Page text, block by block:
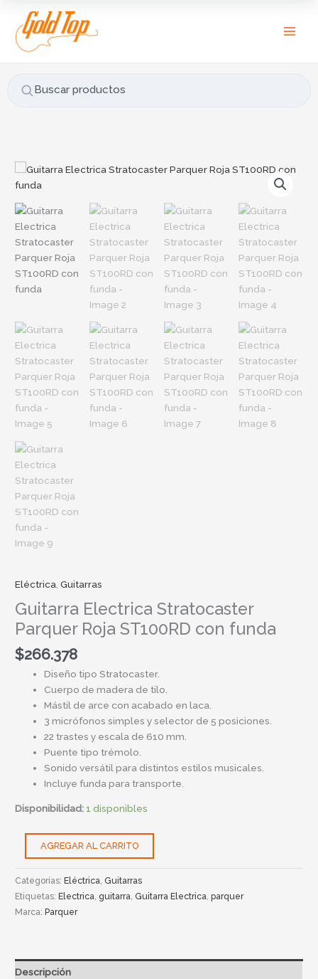
contenido
Buscar productos
u
s
r
:
Eléctrica ,Guitarras
Guitarra Electrica Stratocaster
Parquer Roja ST100RD con funda
$266.378
Diseño tipo Stratocaster.
Cuerpo de madera de tilo.
Mástil de arce con acabado en laca.
3 micrófonos simples y selector de 5 posiciones.
22 trastes y escala de 610 mm.
Puente tipo trémolo.
Sonido versátil para distintos estilos musicales.
Incluye funda para transporte.
Disponibilidad:1 disponibles
Guitarra
Electrica
Parquer
Roja
ST100RD
con
funda
cantidad
AGREGAR AL CARRITO
Categorías:Eléctrica, Guitarras
Etiquetas:Electrica, guitarra, Guitarra Electrica,parquer
Marca:Parquer
Descripción